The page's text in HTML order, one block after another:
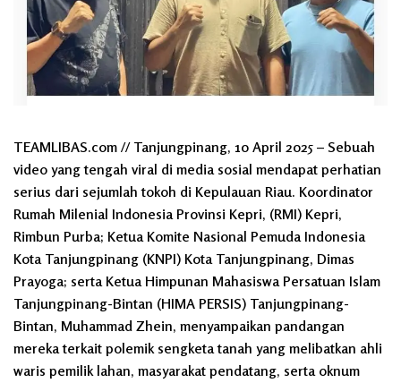
TEAMLIBAS.com // Tanjungpinang, 10 April 2025 – Sebuah
video yang tengah viral di media sosial mendapat perhatian
serius dari sejumlah tokoh di Kepulauan Riau. Koordinator
Rumah Milenial Indonesia Provinsi Kepri, (RMI) Kepri,
Rimbun Purba; Ketua Komite Nasional Pemuda Indonesia
Kota Tanjungpinang (KNPI) Kota Tanjungpinang, Dimas
Prayoga; serta Ketua Himpunan Mahasiswa Persatuan Islam
Tanjungpinang-Bintan (HIMA PERSIS) Tanjungpinang-
Bintan, Muhammad Zhein, menyampaikan pandangan
mereka terkait polemik sengketa tanah yang melibatkan ahli
waris pemilik lahan, masyarakat pendatang, serta oknum